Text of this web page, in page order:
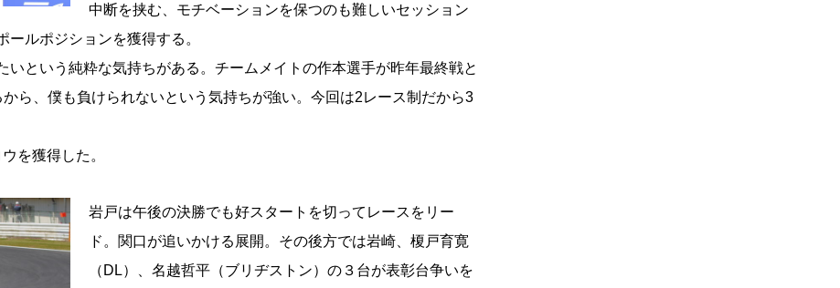
中断を挟む、モチベーションを保つのも難しいセッション
ルポジションを獲得する。
という純粋な気持ちがある。チームメイトの作本選手が昨年最終戦と
ら、僕も負けられないという気持ちが強い。今回は2レース制だから3
を獲得した。
岩戸は午後の決勝でも好スタートを切ってレースをリー
ド。関口が追いかける展開。その後方では岩崎、榎戸育寛
（DL）、名越哲平（ブリヂストン）の３台が表彰台争いを